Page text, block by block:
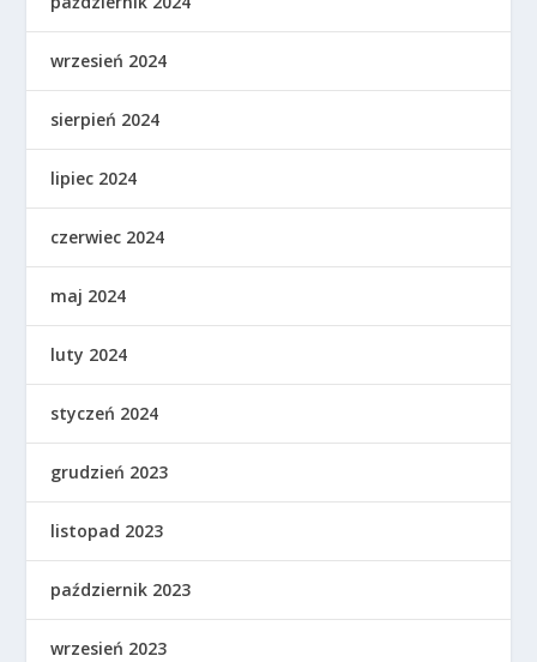
wrzesień 2024
sierpień 2024
lipiec 2024
czerwiec 2024
maj 2024
luty 2024
styczeń 2024
grudzień 2023
listopad 2023
październik 2023
wrzesień 2023